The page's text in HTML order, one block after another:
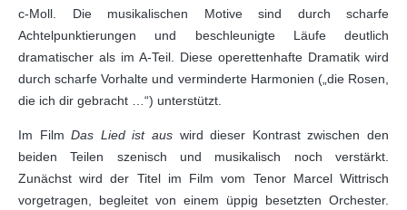
c-Moll. Die musikalischen Motive sind durch scharfe
Achtelpunktierungen und beschleunigte Läufe deutlich
dramatischer als im A-Teil. Diese operettenhafte Dramatik wird
durch scharfe Vorhalte und verminderte Harmonien („die Rosen,
die ich dir gebracht …“) unterstützt.
Im FilmDas Lied ist aus wird dieser Kontrast zwischen den
beiden Teilen szenisch und musikalisch noch verstärkt.
Zunächst wird der Titel im Film vom Tenor Marcel Wittrisch
vorgetragen, begleitet von einem üppig besetzten Orchester.